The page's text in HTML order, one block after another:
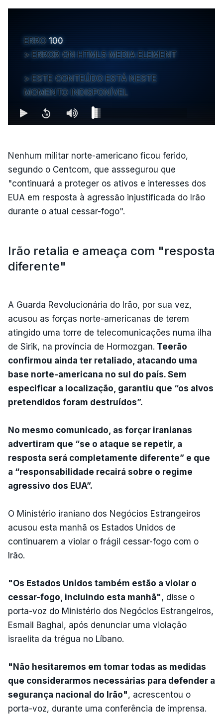
ERRO 100
ERROR ON HTML5 MEDIA ELEMENT
ESTE CONTEÚDO ESTÁ NESTE
MOMENTO INDISPONÍVEL
Nenhum militar norte-americano ficou ferido,
segundo o Centcom, que asssegurou que
"continuará a proteger os ativos e interesses dos
EUA em resposta à agressão injustificada do Irão
durante o atual cessar-fogo".
Irão retalia e ameaça com "resposta
diferente"
A Guarda Revolucionária do Irão, por sua vez,
acusou as forças norte-americanas de terem
atingido uma torre de telecomunicações numa ilha
de Sirik, na província de Hormozgan. Teerão
confirmou ainda ter retaliado, atacando uma
base norte-americana no sul do país. Sem
especificar a localização, garantiu que “os alvos
pretendidos foram destruídos”.
No mesmo comunicado, as forçar iranianas
advertiram que “se o ataque se repetir, a
resposta será completamente diferente” e que
a “responsabilidade recairá sobre o regime
agressivo dos EUA”.
O Ministério iraniano dos Negócios Estrangeiros
acusou esta manhã os Estados Unidos de
continuarem a violar o frágil cessar-fogo com o
Irão.
"Os Estados Unidos também estão a violar o
cessar-fogo, incluindo esta manhã", disse o
porta-voz do Ministério dos Negócios Estrangeiros,
Esmail Baghai, após denunciar uma violação
israelita da trégua no Líbano.
"Não hesitaremos em tomar todas as medidas
que considerarmos necessárias para defender a
segurança nacional do Irão", acrescentou o
porta-voz, durante uma conferência de imprensa.